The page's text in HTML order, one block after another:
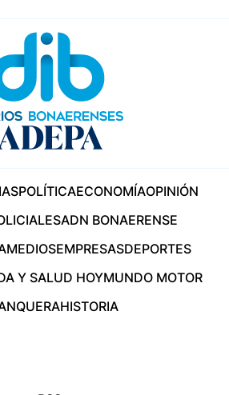
POLÍTICAECONOMÍAOPINIÓN
ADN BONAERENSE
MEDIOSEMPRESASDEPORTES
Y SALUD HOYMUNDO MOTOR
HISTORIA